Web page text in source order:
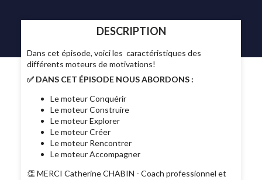
DESCRIPTION
Dans cet épisode, voici les caractéristiques des
différents moteurs de motivations!
✅ DANS CET ÉPISODE NOUS ABORDONS :
Le moteur Conquérir
Le moteur Construire
Le moteur Explorer
Le moteur Créer
Le moteur Rencontrer
Le moteur Accompagner
👏 MERCI Catherine CHABIN - Coach professionnel et